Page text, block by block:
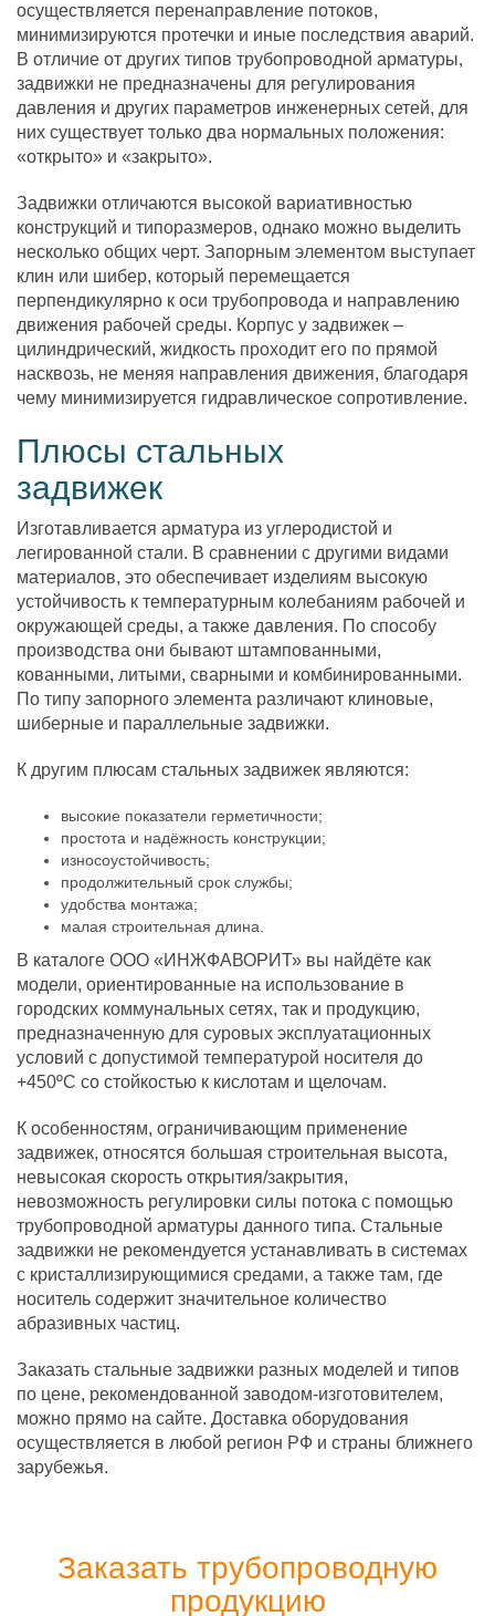
осуществляется перенаправление потоков,
минимизируются протечки и иные последствия аварий.
В отличие от других типов трубопроводной арматуры,
задвижки не предназначены для регулирования
давления и других параметров инженерных сетей, для
них существует только два нормальных положения:
«открыто» и «закрыто».
Задвижки отличаются высокой вариативностью
конструкций и типоразмеров, однако можно выделить
несколько общих черт. Запорным элементом выступает
клин или шибер, который перемещается
перпендикулярно к оси трубопровода и направлению
движения рабочей среды. Корпус у задвижек –
цилиндрический, жидкость проходит его по прямой
насквозь, не меняя направления движения, благодаря
чему минимизируется гидравлическое сопротивление.
Плюсы стальных
задвижек
Изготавливается арматура из углеродистой и
легированной стали. В сравнении с другими видами
материалов, это обеспечивает изделиям высокую
устойчивость к температурным колебаниям рабочей и
окружающей среды, а также давления. По способу
производства они бывают штампованными,
кованными, литыми, сварными и комбинированными.
По типу запорного элемента различают клиновые,
шиберные и параллельные задвижки.
К другим плюсам стальных задвижек являются:
высокие показатели герметичности;
простота и надёжность конструкции;
износоустойчивость;
продолжительный срок службы;
удобства монтажа;
малая строительная длина.
В каталоге ООО «ИНЖФАВОРИТ» вы найдёте как
модели, ориентированные на использование в
городских коммунальных сетях, так и продукцию,
предназначенную для суровых эксплуатационных
условий с допустимой температурой носителя до
+450ºС со стойкостью к кислотам и щелочам.
К особенностям, ограничивающим применение
задвижек, относятся большая строительная высота,
невысокая скорость открытия/закрытия,
невозможность регулировки силы потока с помощью
трубопроводной арматуры данного типа. Стальные
задвижки не рекомендуется устанавливать в системах
с кристаллизирующимися средами, а также там, где
носитель содержит значительное количество
абразивных частиц.
Заказать стальные задвижки разных моделей и типов
по цене, рекомендованной заводом-изготовителем,
можно прямо на сайте. Доставка оборудования
осуществляется в любой регион РФ и страны ближнего
зарубежья.
Заказать трубопроводную
продукцию